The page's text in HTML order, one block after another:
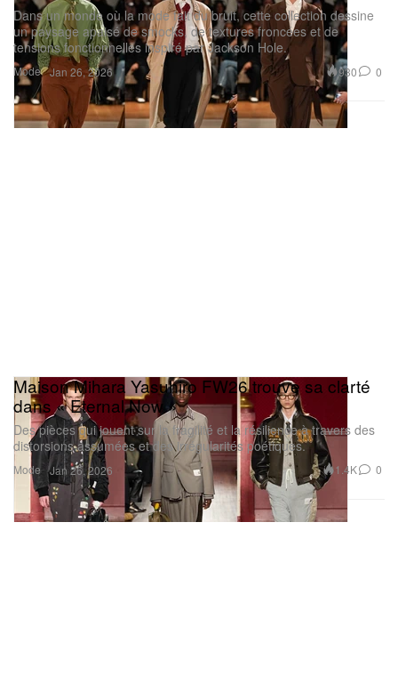
Mode
Dans un monde où la mode fait du bruit, cette collection dessine
un paysage apaisé de smocks, de textures froncées et de
tensions fonctionnelles inspiré par Jackson Hole.
Jan 26, 2026 930 0
Mode
Maison Mihara Yasuhiro FW26 trouve sa clarté
dans « Eternal Now »
Des pièces qui jouent sur la fragilité et la résilience à travers des
distorsions assumées et des irrégularités poétiques.
Jan 26, 2026 1.4K 0